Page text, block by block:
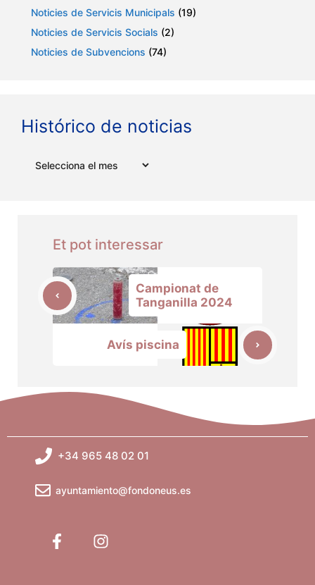
Noticies de Servicis Municipals (19)
Noticies de Servicis Socials (2)
Noticies de Subvencions (74)
Histórico de noticias
Et pot interessar
Campionat de
Tanganilla 2024
Avís piscina
+34 965 48 02 01
ayuntamiento@fondoneus.es